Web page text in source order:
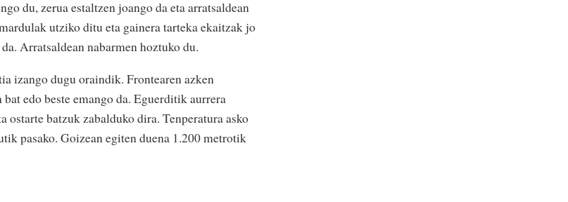
du, zerua estaltzen joango da eta arratsaldean
utziko ditu eta gainera tarteka ekaitzak jo
Arratsaldean nabarmen hoztuko du.
izango dugu oraindik. Frontearen azken
edo beste emango da. Eguerditik aurrera
ostarte batzuk zabalduko dira. Tenperatura asko
pasako. Goizean egiten duena 1.200 metrotik